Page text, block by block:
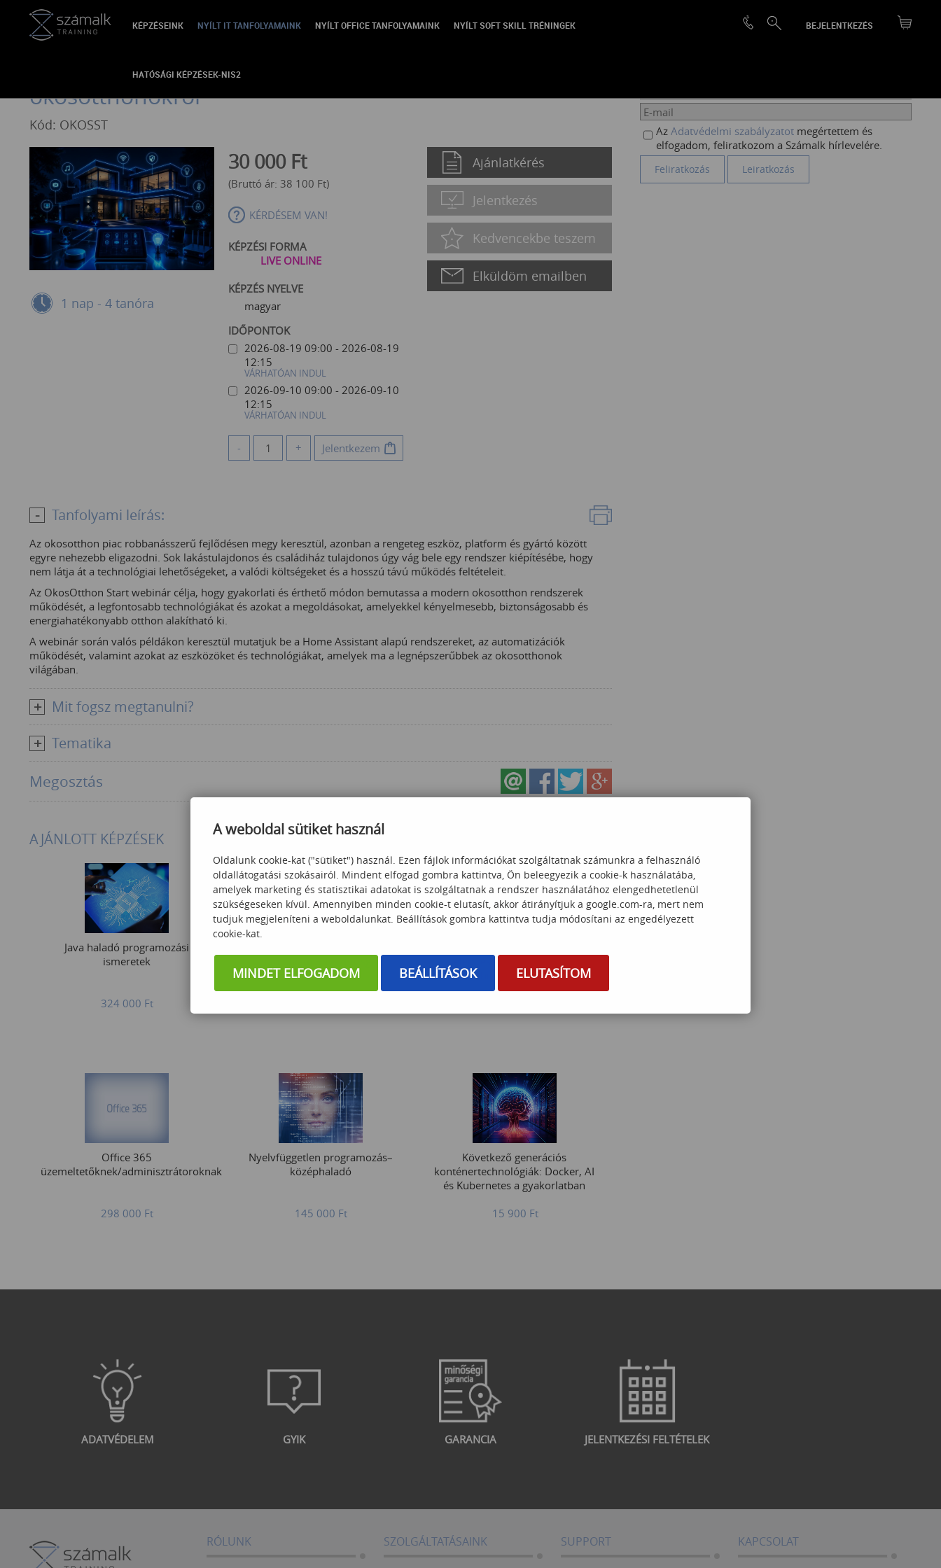
BEJELENTKEZÉS
KÉPZÉSEINK NYÍLT IT TANFOLYAMAINK NYÍLT OFFICE TANFOLYAMAINK NYÍLT SOFT SKILL TRÉNINGEK
HATÓSÁGI KÉPZÉSEK-NIS2
VISSZA
OkosOtthon Start webinár– Minden, amit tudnod kell az
okosotthonokról
Kód: OKOSST
1 nap - 4 tanóra
30 000 Ft
(Bruttó ár: 38 100 Ft)
KÉRDÉSEM VAN!
KÉPZÉSI FORMA
LIVE ONLINE
KÉPZÉS NYELVE
magyar
IDŐPONTOK
2026-08-19 09:00 - 2026-08-19
12:15
VÁRHATÓAN INDUL
2026-09-10 09:00 - 2026-09-10
12:15
VÁRHATÓAN INDUL
- + Jelentkezem
Ajánlatkérés
Jelentkezés
Kedvencekbe teszem
Elküldöm emailben
Tanfolyami leírás:
Az okosotthon piac robbanásszerű fejlődésen megy keresztül, azonban a rengeteg eszköz, platform és gyártó között
egyre nehezebb eligazodni. Sok lakástulajdonos és családiház tulajdonos úgy vág bele egy rendszer kiépítésébe, hogy
nem látja át a technológiai lehetőségeket, a valódi költségeket és a hosszú távú működés feltételeit.
Az OkosOtthon Start webinár célja, hogy gyakorlati és érthető módon bemutassa a modern okosotthon rendszerek
működését, a legfontosabb technológiákat és azokat a megoldásokat, amelyekkel kényelmesebb, biztonságosabb és
energiahatékonyabb otthon alakítható ki.
A webinár során valós példákon keresztül mutatjuk be a Home Assistant alapú rendszereket, az automatizációk
működését, valamint azokat az eszközöket és technológiákat, amelyek ma a legnépszerűbbek az okosotthonok
világában.
Mit fogsz megtanulni?
Tematika
Megosztás
Az Adatvédelmi szabályzatot megértettem és
elfogadom, feliratkozom a Számalk hírlevelére.
AJÁNLOTT KÉPZÉSEK
Java haladó programozási
ismeretek
324 000 Ft
hibaelhárítása
Office 365
üzemeltetőknek/adminisztrátoroknak
298 000 Ft
Nyelvfüggetlen programozás–
középhaladó
145 000 Ft
Következő generációs
konténertechnológiák: Docker, AI
és Kubernetes a gyakorlatban
15 900 Ft
ADATVÉDELEM GYIK GARANCIA JELENTKEZÉSI FELTÉTELEK
RÓLUNK SZOLGÁLTATÁSAINK SUPPORT KAPCSOLAT
A weboldal sütiket használ
Oldalunk cookie-kat ("sütiket") használ. Ezen fájlok információkat szolgáltatnak számunkra a felhasználó
oldallátogatási szokásairól. Mindent elfogad gombra kattintva, Ön beleegyezik a cookie-k használatába,
amelyek marketing és statisztikai adatokat is szolgáltatnak a rendszer használatához elengedhetetlenül
szükségeseken kívül. Amennyiben minden cookie-t elutasít, akkor átirányítjuk a google.com-ra, mert nem
tudjuk megjeleníteni a weboldalunkat. Beállítások gombra kattintva tudja módosítani az engedélyezett
cookie-kat.
MINDET ELFOGADOM BEÁLLÍTÁSOK ELUTASÍTOM